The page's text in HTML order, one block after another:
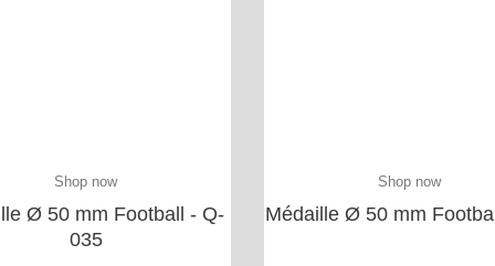
Shop now
Ø 50 mm Football - Q-
035
Shop now
Médaille Ø 50 mm